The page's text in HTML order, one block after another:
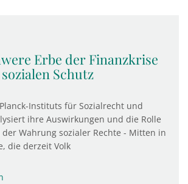
Erbe der Finanzkrise
Schutz
Instituts für Sozialrecht und
ihre Auswirkungen und die Rolle
Wahrung sozialer Rechte - Mitten in
die derzeit Volk